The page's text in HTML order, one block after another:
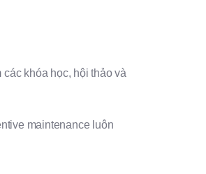
khóa học, hội thảo và
maintenance luôn